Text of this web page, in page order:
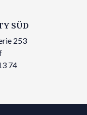
SÜD
253
74